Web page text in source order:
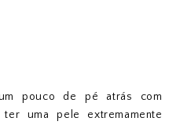
pouco de pé atrás com
uma pele extremamente